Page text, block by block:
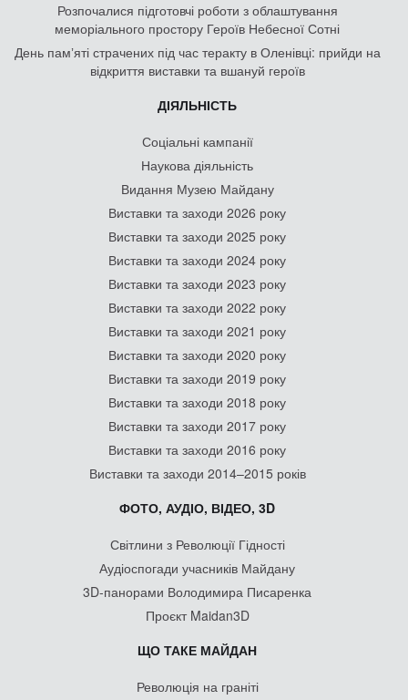
Розпочалися підготовчі роботи з облаштування
меморіального простору Героїв Небесної Сотні
День памʼяті страчених під час теракту в Оленівці: прийди на
відкриття виставки та вшануй героїв
ДІЯЛЬНІСТЬ
Соціальні кампанії
Наукова діяльність
Видання Музею Майдану
Виставки та заходи 2026 року
Виставки та заходи 2025 року
Виставки та заходи 2024 року
Виставки та заходи 2023 року
Виставки та заходи 2022 року
Виставки та заходи 2021 року
Виставки та заходи 2020 року
Виставки та заходи 2019 року
Виставки та заходи 2018 року
Виставки та заходи 2017 року
Виставки та заходи 2016 року
Виставки та заходи 2014–2015 років
ФОТО, АУДІО, ВІДЕО, 3D
Світлини з Революції Гідності
Аудіоспогади учасників Майдану
3D-панорами Володимира Писаренка
Проєкт Maidan3D
ЩО ТАКЕ МАЙДАН
Революція на граніті